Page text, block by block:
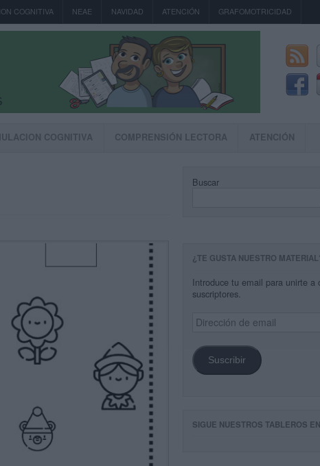
COGNITIVA NEAE NAVIDAD ATENCIÓN GRAFOMOTRICIDAD
COGNITIVA COMPRENSIÓN LECTORA ATENCIÓN
Buscar
¿TE GUSTA NUESTRO
Introduce tu email para unirte a
suscriptores.
Dirección
de
Suscribir
SIGUE NUESTROS TABLEROS